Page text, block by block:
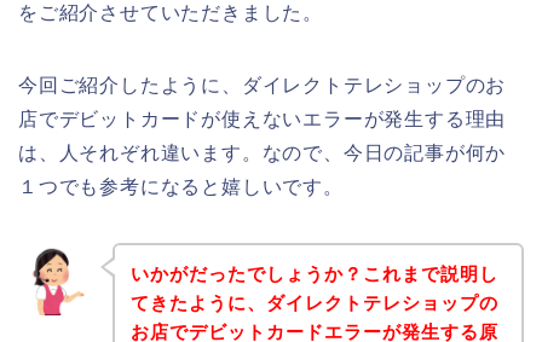
をご紹介させていただきました。
今回ご紹介したように、ダイレクトテレショップのお
店でデビットカードが使えないエラーが発生する理由
は、人それぞれ違います。なので、今日の記事が何か
１つでも参考になると嬉しいです。
いかがだったでしょうか？これまで説明し
てきたように、ダイレクトテレショップの
お店でデビットカードエラーが発生する原